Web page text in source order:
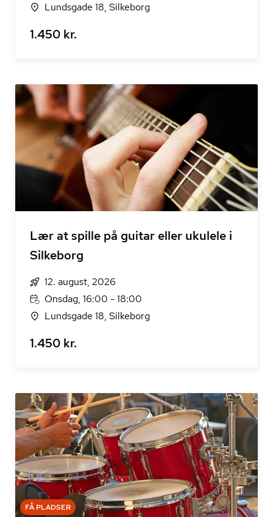
Lundsgade 18, Silkeborg
1.450 kr.
Lær at spille på guitar eller ukulele i
Silkeborg
12. august, 2026
Onsdag, 16:00 - 18:00
Lundsgade 18, Silkeborg
1.450 kr.
FÅ PLADSER